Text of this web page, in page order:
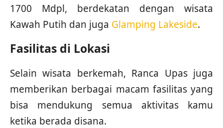
1700 Mdpl, berdekatan dengan wisata
Kawah Putih dan juga Glamping Lakeside.
Fasilitas di Lokasi
Selain wisata berkemah, Ranca Upas juga
memberikan berbagai macam fasilitas yang
bisa mendukung semua aktivitas kamu
ketika berada disana.